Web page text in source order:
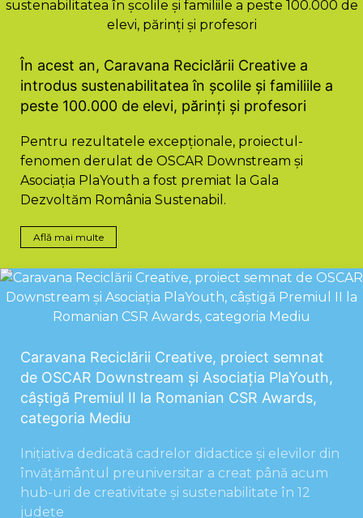
În acest an, Caravana Reciclării Creative a
introdus sustenabilitatea în școlile și familiile a
peste 100.000 de elevi, părinți și profesori
Pentru rezultatele excepționale, proiectul-
fenomen derulat de OSCAR Downstream și
Asociația PlaYouth a fost premiat la Gala
Dezvoltăm România Sustenabil.
Află mai multe
Caravana Reciclării Creative, proiect semnat
de OSCAR Downstream și Asociația PlaYouth,
câștigă Premiul II la Romanian CSR Awards,
categoria Mediu
Inițiativa dedicată cadrelor didactice și elevilor din
învățământul preuniversitar a creat până acum
hub-uri de creativitate și sustenabilitate în 12
județe